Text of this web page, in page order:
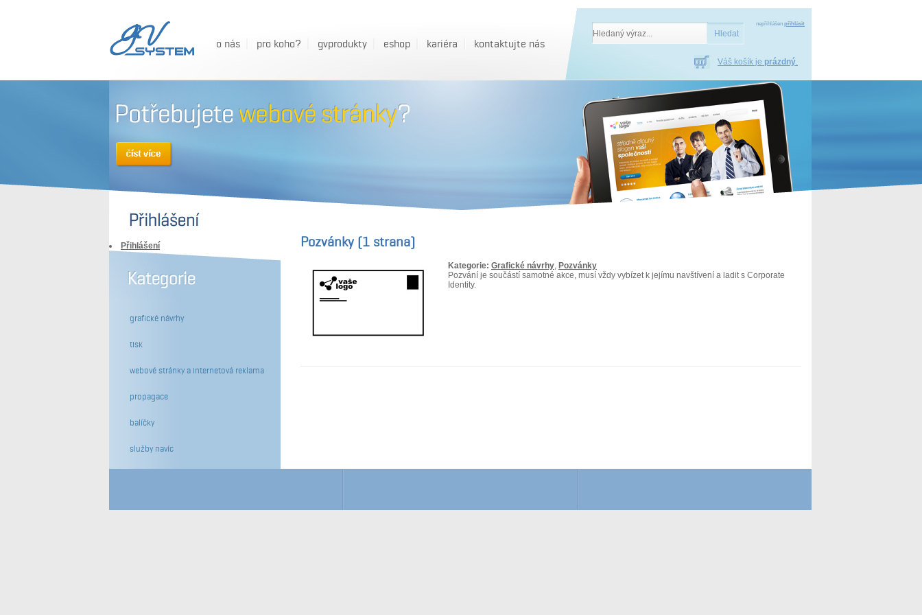
o nás pro koho? gvprodukty eshop kariéra kontaktujte nás
Váš košík je prázdný.
nepřihlášen přihlásit
Pozvánky (1 strana)
Kategorie: Grafické návrhy Pozvánky
Pozvání je součástí samotné akce, musí vždy vybízet k jejímu navštívení a ladit s Corporate
Identity.
Přihlášení
grafické návrhy
tisk
webové stránky a internetová reklama
propagace
balíčky
služby navíc